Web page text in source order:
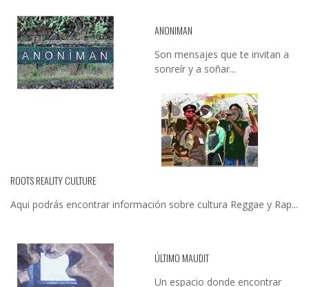
ANONIMAN
Son mensajes que te invitan a
sonreír y a soñar...
ROOTS REALITY CULTURE
Aqui podrás encontrar información sobre cultura Reggae y Rap...
ÚLTIMO MAUDIT
Un espacio donde encontrar